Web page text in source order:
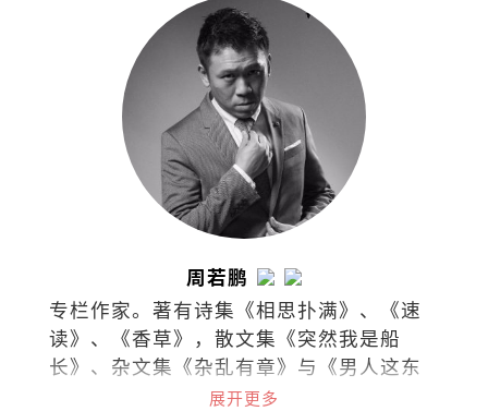
周若鹏
专栏作家。著有诗集《相思扑满》、《速
读》、《香草》，散文集《突然我是船
长》、杂文集《杂乱有章》与《男人这东
展开更多